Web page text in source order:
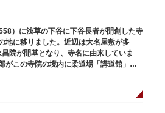
）に浅草の下谷に下谷長者が開創した寺
地に移りました。近辺は大名屋敷が多
院が開基となり、寺名に由来していま
がこの寺院の境内に柔道場「講道館」を